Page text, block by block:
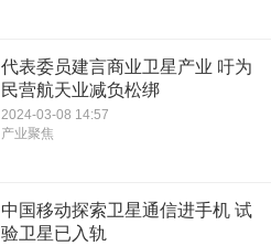
代表委员建言商业卫星产业 吁为
民营航天业减负松绑
2024-03-08 14:57
产业聚焦
中国移动探索卫星通信进手机 试
验卫星已入轨